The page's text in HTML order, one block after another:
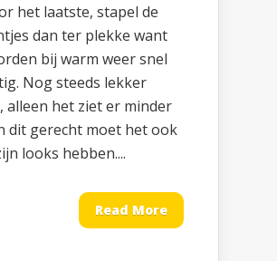
het laatste, stapel de
dan ter plekke want
bij warm weer snel
Nog steeds lekker
alleen het ziet er minder
dit gerecht moet het ook
looks hebben....
Read More